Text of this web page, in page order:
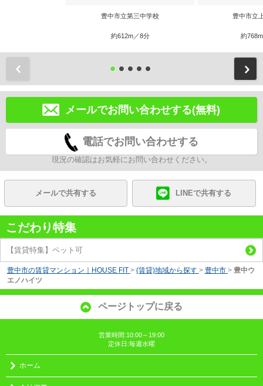
豊中市立第三中学校
約612m／8分
豊中市立
約
メールでお問い合わせする(無料)
電話でお問い合わせする
現況の確認はお気軽にお問い合わせください。
メールで共有する LINEで共有する
こだわり特集
【賃貸特集】ペット可
豊中市の賃貸マンション｜HOUSE FIT > (賃貸)地域から探す > 豊中市 > 豊中ウ
エノハイツ
ページトップに戻る
営業時間:10:00～19:00
定休日:毎週水曜
ホーム